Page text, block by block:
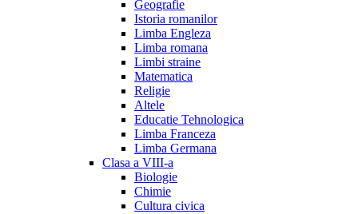
Geografie
Istoria romanilor
Limba Engleza
Limba romana
Limbi straine
Matematica
Religie
Altele
Educatie Tehnologica
Limba Franceza
Limba Germana
Clasa a VIII-a
Biologie
Chimie
Cultura civica